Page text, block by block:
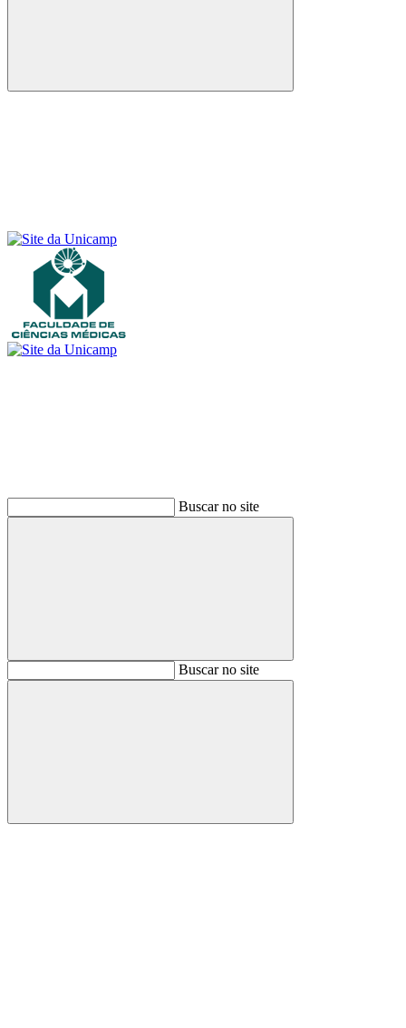
Buscar
Buscar no site
BuscarBuscar no site
Buscar